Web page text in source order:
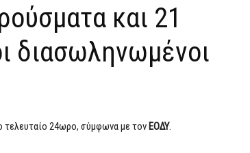
News
και 21
διασωληνωμένοι
τελευταίο 24ωρο, σύμφωνα με τον ΕΟΔΥ.